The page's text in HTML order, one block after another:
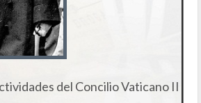
del Concilio Vaticano II